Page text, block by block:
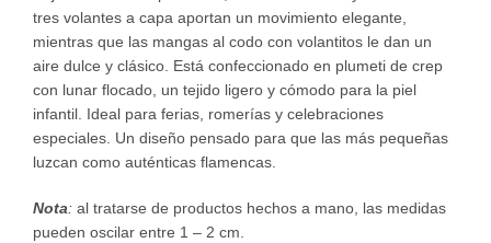
precios:
desde
253,00 €
478,00 €
tres volantes a capa aportan un movimiento elegante,
mientras que las mangas al codo con volantitos le dan un
aire dulce y clásico. Está confeccionado en plumeti de crep
con lunar flocado, un tejido ligero y cómodo para la piel
infantil. Ideal para ferias, romerías y celebraciones
especiales. Un diseño pensado para que las más pequeñas
luzcan como auténticas flamencas.
Nota: al tratarse de productos hechos a mano, las medidas
pueden oscilar entre 1 – 2 cm.